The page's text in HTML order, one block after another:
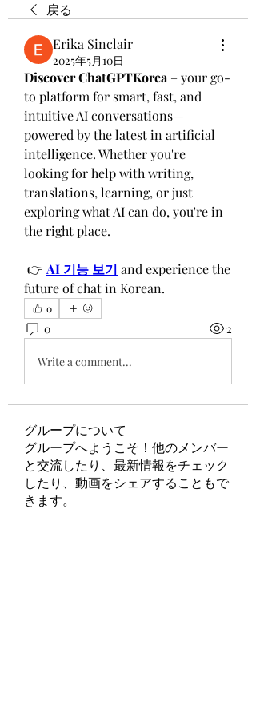
戻る
Erika Sinclair
2025年5月10日
Discover ChatGPTKorea – your go-
to platform for smart, fast, and
intuitive AI conversations—
powered by the latest in artificial
intelligence. Whether you're
looking for help with writing,
translations, learning, or just
exploring what AI can do, you're in
the right place.
👉 AI 기능 보기 and experience the
future of chat in Korean.
0
0 2
Write a comment...
グループについて
グループへようこそ！他のメンバー
と交流したり、最新情報をチェック
したり、動画をシェアすることもで
きます。